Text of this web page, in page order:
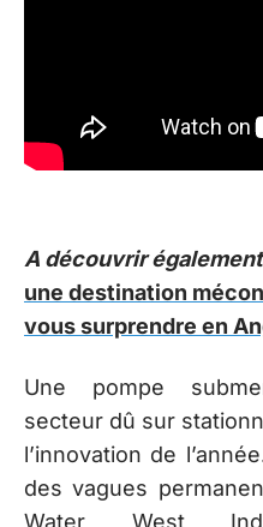
A découvrir
une destination
vous surprendre en
Une pompe
secteur dû sur
l’innovation de
des vagues
Water West